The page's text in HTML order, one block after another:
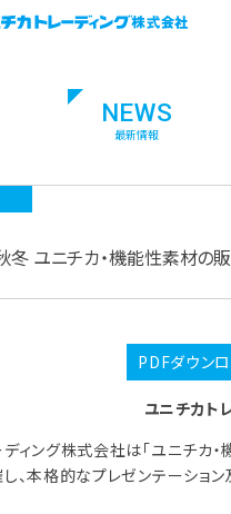
NEWS
最新情報
冬 ユニチカ・機能性素材の
PDFダウン
ユニチカト
ディング株式会社は「ユニチカ
、本格的なプレゼンテーショ